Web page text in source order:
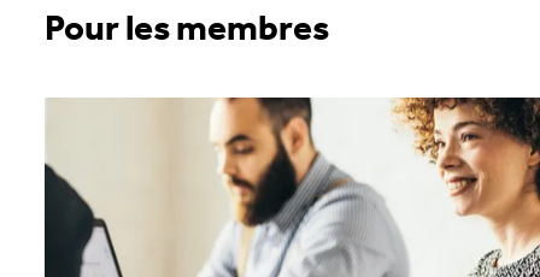
Pour les membres